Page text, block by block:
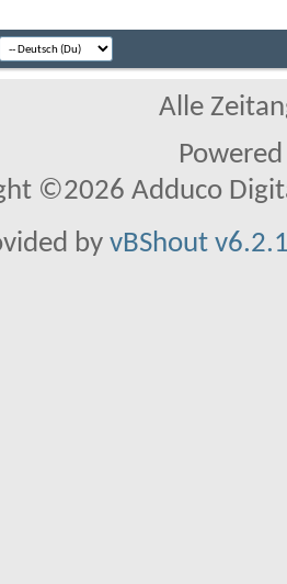
Alle
©2026 Adduco
by vBShout